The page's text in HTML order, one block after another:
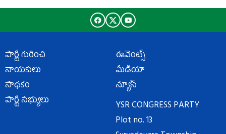
పార్టీ గురించి
నాయకులు
సాధకం
పార్టీ సభ్యులు
ఈవెంట్స్
మీడియా
న్యూస్
YSR CONGRESS PARTY
Plot no. 13